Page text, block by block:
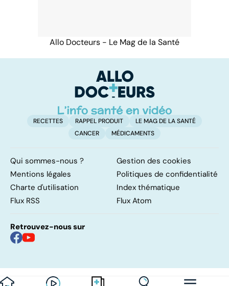
Allo Docteurs - Le Mag de la Santé
RECETTES RAPPEL PRODUIT
LE MAG DE LA SANTÉ
CANCER
MÉDICAMENTS
Qui sommes-nous ?
Gestion des cookies
Mentions légales
Politiques de confidentialité
Charte d'utilisation
Index thématique
Flux RSS
Flux Atom
Retrouvez-nous sur